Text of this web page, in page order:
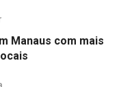
Manaus com mais